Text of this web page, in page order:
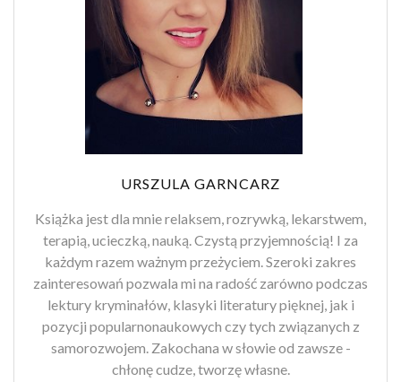
URSZULA GARNCARZ
Książka jest dla mnie relaksem, rozrywką, lekarstwem,
terapią, ucieczką, nauką. Czystą przyjemnością! I za
każdym razem ważnym przeżyciem. Szeroki zakres
zainteresowań pozwala mi na radość zarówno podczas
lektury kryminałów, klasyki literatury pięknej, jak i
pozycji popularnonaukowych czy tych związanych z
samorozwojem. Zakochana w słowie od zawsze -
chłonę cudze, tworzę własne.